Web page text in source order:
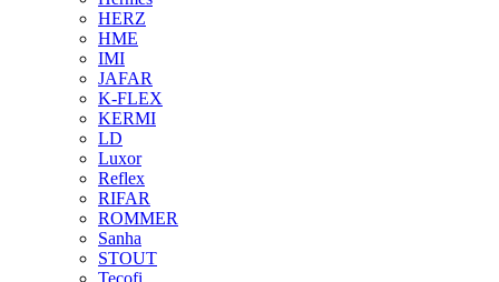
HERZ
HME
IMI
JAFAR
K-FLEX
KERMI
LD
Luxor
Reflex
RIFAR
ROMMER
Sanha
STOUT
Tecofi